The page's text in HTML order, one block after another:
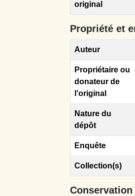
original
Propriété et
Auteur
Propriétaire ou
donateur de
l'original
Nature du
dépôt
Enquête
Collection(s)